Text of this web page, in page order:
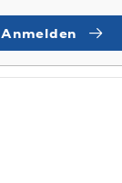
Anmelden